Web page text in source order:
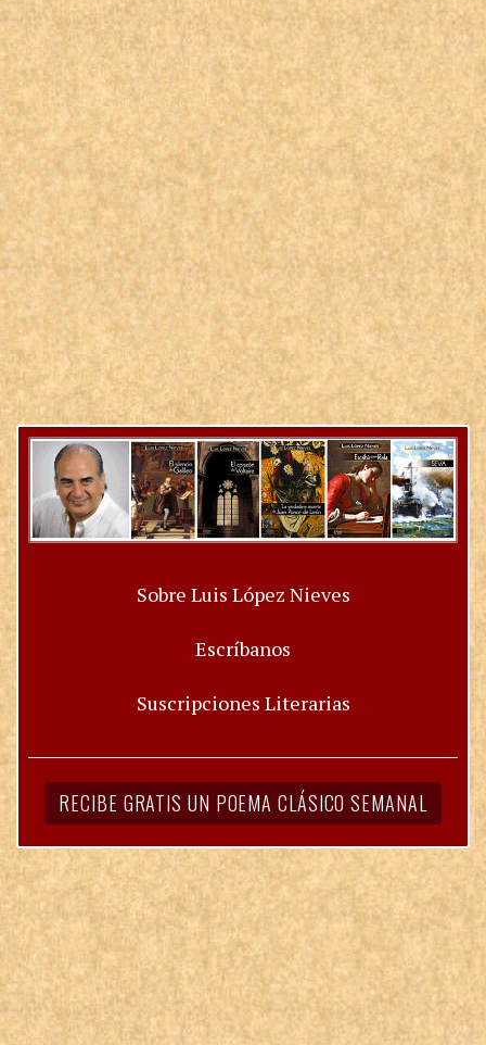
Sobre Luis López Nieves
Escríbanos
Suscripciones Literarias
RECIBE GRATIS UN POEMA CLÁSICO SEMANAL